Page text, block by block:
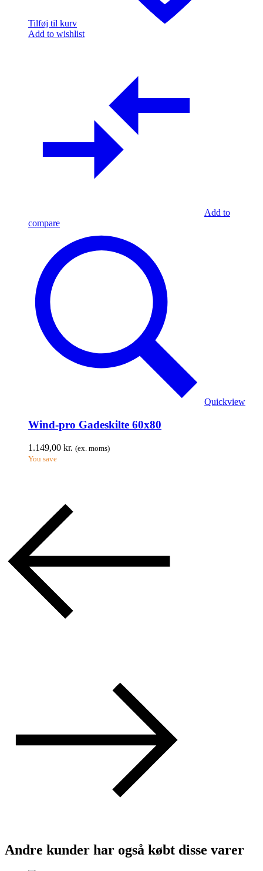
Tilføj til kurv
Add to wishlist
Add to
compare
Quickview
Wind-pro Gadeskilte 60x80
1.149,00 kr. (ex. moms)
You save
Andre kunder har også købt disse varer